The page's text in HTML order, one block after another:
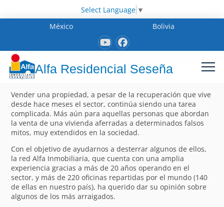
Select Language ▼
México
Bolivia
Alfa Residencial Seseña
Vender una propiedad, a pesar de la recuperación que vive
desde hace meses el sector, continúa siendo una tarea
complicada. Más aún para aquellas personas que abordan
la venta de una vivienda aferradas a determinados falsos
mitos, muy extendidos en la sociedad.
Con el objetivo de ayudarnos a desterrar algunos de ellos,
la red Alfa Inmobiliaria, que cuenta con una amplia
experiencia gracias a más de 20 años operando en el
sector, y más de 220 oficinas repartidas por el mundo (140
de ellas en nuestro país), ha querido dar su opinión sobre
algunos de los más arraigados.